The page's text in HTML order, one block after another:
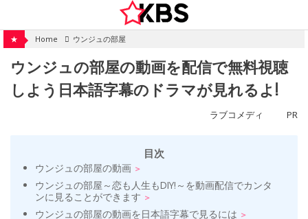
content
★ Home ウンジュの部屋
ウンジュの部屋の動画を配信で無料視聴
しよう日本語字幕のドラマが見れるよ!
ラブコメディ PR
目次
ウンジュの部屋の動画
ウンジュの部屋～恋も人生もDIY!～を動画配信でカンタ
ンに見ることができます
ウンジュの部屋の動画を日本語字幕で見るには